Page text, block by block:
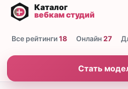
Все рейтинги18 Онлайн27
Стать